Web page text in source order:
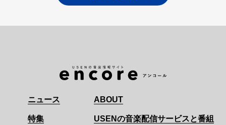
ニュース
特集
ABOUT
USENの音楽配信サービスと番組